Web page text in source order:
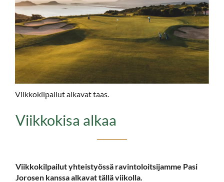
Viikkokilpailut alkavat taas.
Viikkokisa alkaa
​​​​​​​Viikkokilpailut yhteistyössä ravintoloitsijamme Pasi
Jorosen kanssa alkavat tällä viikolla.